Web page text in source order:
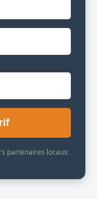
partenaires locaux.